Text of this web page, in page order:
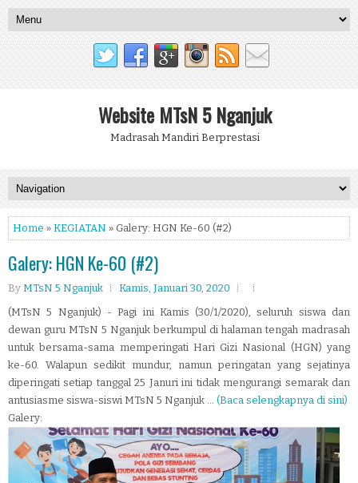
Website MTsN 5 Nganjuk
Madrasah Mandiri Berprestasi
Home » KEGIATAN » Galery: HGN Ke-60 (#2)
Galery: HGN Ke-60 (#2)
By MTsN 5 Nganjuk
Kamis, Januari 30, 2020
(MTsN 5 Nganjuk) - Pagi ini Kamis (30/1/2020), seluruh siswa dan
dewan guru MTsN 5 Nganjuk berkumpul di halaman tengah madrasah
untuk bersama-sama memperingati Hari Gizi Nasional (HGN) yang
ke-60. Walapun sedikit mundur, namun peringatan yang sejatinya
diperingati setiap tanggal 25 Januri ini tidak mengurangi semarak dan
antusiasme siswa-siswi MTsN 5 Nganjuk ... (Baca selengkapnya di sini)
Galery: